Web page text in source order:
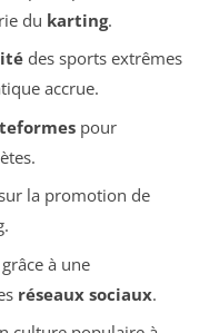
du karting.
des sports extrêmes
accrue.
pour
la promotion de
à une
réseaux sociaux.